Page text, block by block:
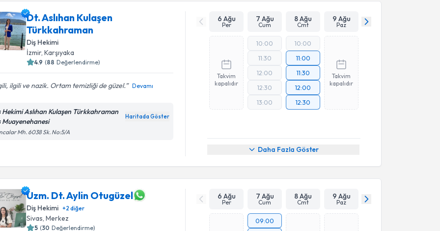
Dt. Aslıhan Kulaşen
Türkkahraman
Diş Hekimi
İzmir,Karşıyaka
4.9 (88 Değerlendirme)
ilgili ve nazik. Ortam temizliği de güzel. Devamı
Hekimi Aslıhan Kulaşen Türkkahraman
Muayenehanesi
Haritada Göster
Mh. 6038 Sk. No:5/A
6 Ağu
Per
7 Ağu
Cum
8 Ağu
Cmt
9 Ağu
Paz
Takvim
kapalıdır
10:00
11:30
12:00
12:30
13:00
10:00
11:00
11:30
12:00
12:30
Takvim
kapalıdır
Daha Fazla Göster
Uzm. Dt. Aylin Otugüzel
Diş Hekimi +2 diğer
Sivas,Merkez
5 (30 Değerlendirme)
6 Ağu
Per
7 Ağu
Cum
8 Ağu
Cmt
9 Ağu
Paz
09:00